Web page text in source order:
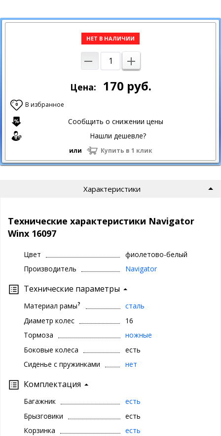
НЕТ В НАЛИЧИИ
Цена: 170 руб.
0 В избранное
Сообщить о снижении цены
Нашли дешевле?
или Купить в 1 клик
Характеристики
Технические характеристики Navigator
Winx 16097
Цвет
фиолетово-белый
Производитель
Navigator
Технические параметры
Материал рамы?
сталь
Диаметр колес
16
Тормоза
ножные
Боковые колеса
есть
Сиденье с пружинками
нет
Комплектация
Багажник
есть
Брызговики
есть
Корзинка
есть